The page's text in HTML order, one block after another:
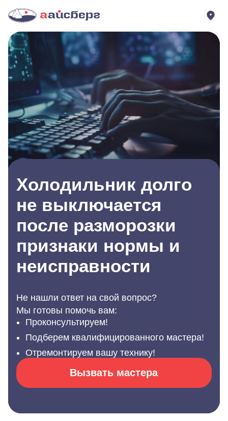
Холодильник долго
не выключается
после разморозки
признаки нормы и
неисправности
Не нашли ответ на свой вопрос?
Мы готовы помочь вам:
Проконсультируем!
Подберем квалифицированного мастера!
Отремонтируем вашу технику!
Вызвать мастера